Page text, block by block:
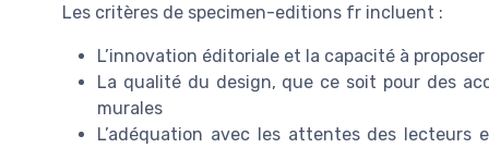
Les critères de specimen-editions fr incluent :
L’innovation éditoriale et la capacité à
La qualité du design, que ce soit pour des
murales
L’adéquation avec les attentes des lecteurs